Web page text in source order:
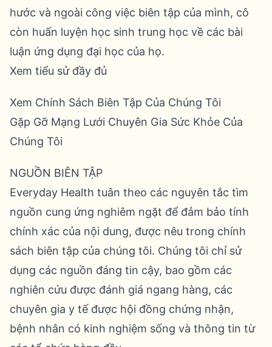
hước và ngoài công việc biên tập của mình, cô
còn huấn luyện học sinh trung học về các bài
luận ứng dụng đại học của họ.
Xem tiểu sử đầy đủ
Xem Chính Sách Biên Tập Của Chúng Tôi
Gặp Gỡ Mạng Lưới Chuyên Gia Sức Khỏe Của
Chúng Tôi
NGUỒN BIÊN TẬP
Everyday Health tuân theo các nguyên tắc tìm
nguồn cung ứng nghiêm ngặt để đảm bảo tính
chính xác của nội dung, được nêu trong chính
sách biên tập của chúng tôi. Chúng tôi chỉ sử
dụng các nguồn đáng tin cậy, bao gồm các
nghiên cứu được đánh giá ngang hàng, các
chuyên gia y tế được hội đồng chứng nhận,
bệnh nhân có kinh nghiệm sống và thông tin từ